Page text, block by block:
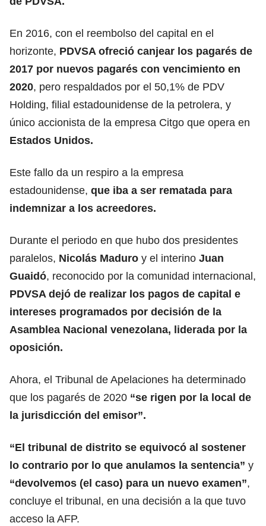
En 2016, con el reembolso del capital en el
horizonte, PDVSA ofreció canjear los pagarés de
2017 por nuevos pagarés con vencimiento en
2020, pero respaldados por el 50,1% de PDV
Holding, filial estadounidense de la petrolera, y
único accionista de la empresa Citgo que opera en
Estados Unidos.
Este fallo da un respiro a la empresa
estadounidense, que iba a ser rematada para
indemnizar a los acreedores.
Durante el periodo en que hubo dos presidentes
paralelos, Nicolás Maduro y el interino Juan
Guaidó, reconocido por la comunidad internacional,
PDVSA dejó de realizar los pagos de capital e
intereses programados por decisión de la
Asamblea Nacional venezolana, liderada por la
oposición.
Ahora, el Tribunal de Apelaciones ha determinado
que los pagarés de 2020 “se rigen por la local de
la jurisdicción del emisor”.
“El tribunal de distrito se equivocó al sostener
lo contrario por lo que anulamos la sentencia” y
“devolvemos (el caso) para un nuevo examen”,
concluye el tribunal, en una decisión a la que tuvo
acceso la AFP.